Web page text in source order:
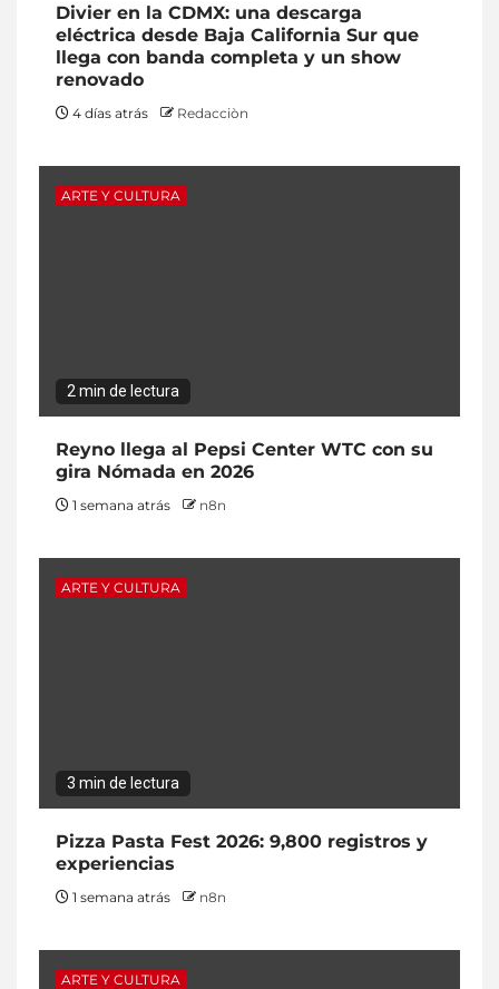
Divier en la CDMX: una descarga
eléctrica desde Baja California Sur que
llega con banda completa y un show
renovado
4 días atrás Redacciòn
ARTE Y CULTURA
2 min de lectura
Reyno llega al Pepsi Center WTC con su
gira Nómada en 2026
1 semana atrás n8n
ARTE Y CULTURA
3 min de lectura
Pizza Pasta Fest 2026: 9,800 registros y
experiencias
1 semana atrás n8n
ARTE Y CULTURA